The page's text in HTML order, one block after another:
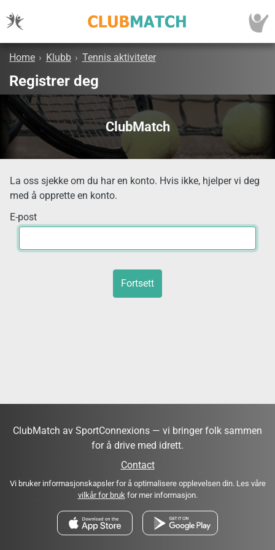
Home › Klubb › Tennis aktiviteter
Registrer deg
ClubMatch
La oss sjekke om du har en konto. Hvis ikke, hjelper vi deg
med å opprette en konto.
E-post
Fortsett
ClubMatch av SportConnexions — vi bringer folk sammen
for å drive med idrett.
Contact
Vi bruker informasjonskapsler for å optimalisere opplevelsen din. Les våre
vilkår for brukfor mer informasjon.